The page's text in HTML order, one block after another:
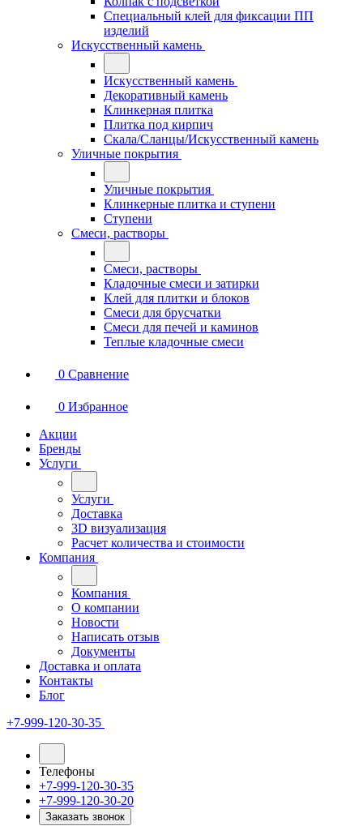
Специальный клей для фиксации ПП
изделий
Искусственный камень
Искусственный камень
Декоративный камень
Клинкерная плитка
Плитка под кирпич
Скала/Сланцы/Искусственный камень
Уличные покрытия
Уличные покрытия
Клинкерные плитка и ступени
Ступени
Смеси, растворы
Смеси, растворы
Кладочные смеси и затирки
Клей для плитки и блоков
Смеси для брусчатки
Смеси для печей и каминов
Теплые кладочные смеси
0 Сравнение
0 Избранное
Акции
Бренды
Услуги
Услуги
Доставка
3D визуализация
Расчет количества и стоимости
Компания
Компания
О компании
Новости
Написать отзыв
Документы
Доставка и оплата
Контакты
Блог
+7-999-120-30-35
Телефоны
+7-999-120-30-35
+7-999-120-30-20
Заказать звонок